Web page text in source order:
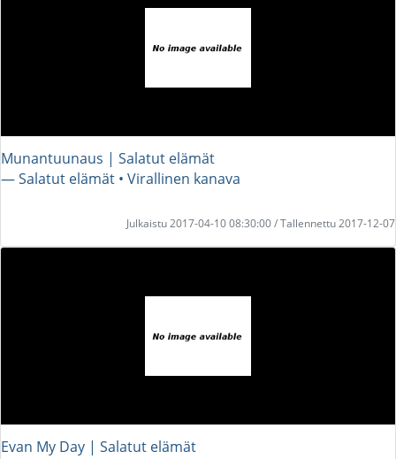
Munantuunaus | Salatut elämät
― Salatut elämät • Virallinen kanava
Julkaistu 2017-04-10 08:30:00 / Tallennettu 2017-12-07
Evan My Day | Salatut elämät